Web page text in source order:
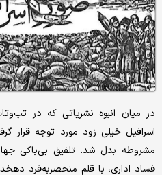
در میان انبوه نشریاتی که در
اسرافیل خیلی زود مورد توجه قرار
مشروطه بدل شد. تلفیق بی‌باکی
فساد اداری، با قلم منحصربه‌فرد